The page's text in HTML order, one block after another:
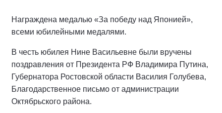
Награждена медалью «За победу над Японией»,
всеми юбилейными медалями.
В честь юбилея Нине Васильевне были вручены
поздравления от Президента РФ Владимира Путина,
Губернатора Ростовской области Василия Голубева,
Благодарственное письмо от администрации
Октябрьского района.